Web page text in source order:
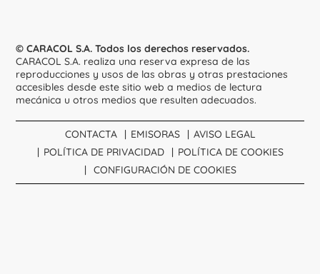
© CARACOL S.A. Todos los derechos reservados.
CARACOL S.A. realiza una reserva expresa de las
reproducciones y usos de las obras y otras prestaciones
accesibles desde este sitio web a medios de lectura
mecánica u otros medios que resulten adecuados.
CONTACTA EMISORAS
AVISO LEGAL
POLÍTICA DE PRIVACIDAD
POLÍTICA DE COOKIES
CONFIGURACIÓN DE COOKIES